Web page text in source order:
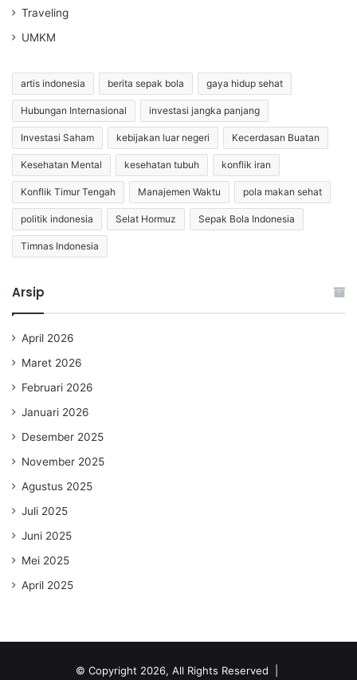
Traveling
UMKM
artis indonesia berita sepak bola gaya hidup sehat
Hubungan Internasional investasi jangka panjang
Investasi Saham kebijakan luar negeri Kecerdasan Buatan
Kesehatan Mental kesehatan tubuh konflik iran
Konflik Timur Tengah Manajemen Waktu pola makan sehat
politik indonesia Selat Hormuz Sepak Bola Indonesia
Timnas Indonesia
Arsip
April 2026
Maret 2026
Februari 2026
Januari 2026
Desember 2025
November 2025
Agustus 2025
Juli 2025
Juni 2025
Mei 2025
April 2025
© Copyright 2026, All Rights Reserved |